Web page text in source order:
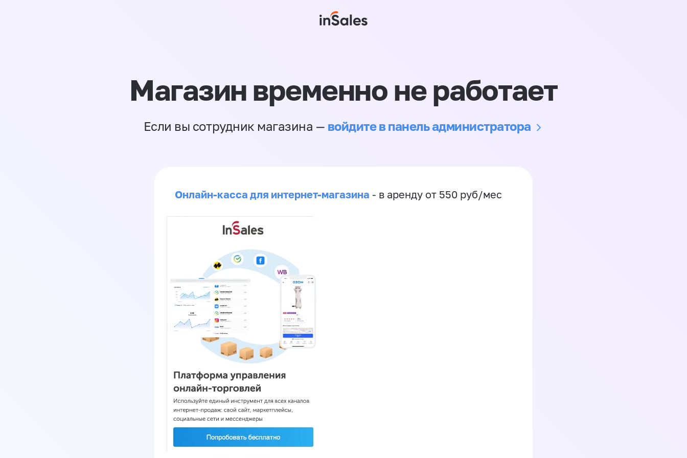
Магазин временно не работает
Если вы сотрудник магазина — войдите в панель администратора
Онлайн-касса для интернет-магазина - в аренду от 550 руб/мес